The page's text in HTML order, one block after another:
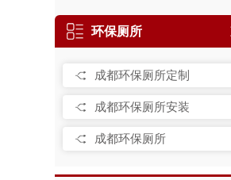
环保厕所
成都环保厕所定制
成都环保厕所安装
成都环保厕所